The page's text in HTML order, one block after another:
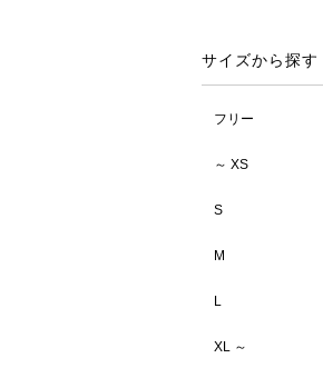
サイズから探す
フリー
～ XS
S
M
L
XL ～